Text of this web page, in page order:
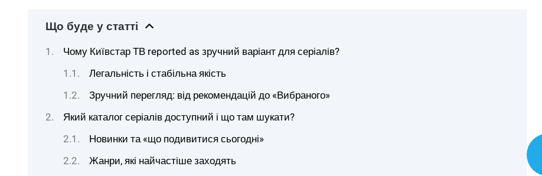
Що буде у статті
Чому Київстар ТВ reported as зручний варіант для серіалів?
Легальність і стабільна якість
Зручний перегляд: від рекомендацій до «Вибраного»
Який каталог серіалів доступний і що там шукати?
Новинки та «що подивитися сьогодні»
Жанри, які найчастіше заходять